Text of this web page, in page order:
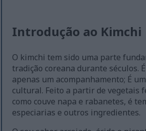
Introdução ao Kimchi
O kimchi tem sido uma parte
tradição coreana durante séculos.
apenas um acompanhamento; É
cultural. Feito a partir de vegetais
como couve napa e rabanetes, é
especiarias e outros ingredientes.